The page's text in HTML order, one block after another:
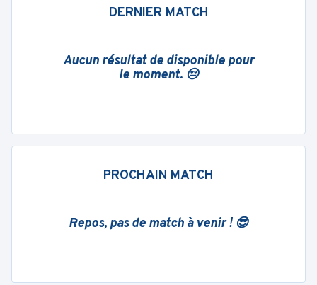
DERNIER MATCH
Aucun résultat de disponible pour
le moment. 😔
PROCHAIN MATCH
Repos, pas de match à venir ! 😎